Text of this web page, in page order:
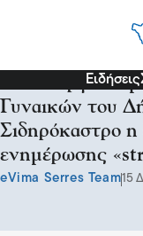
Ειδήσεις
Σε συνεργασία
Γυναικών του
Σιδηρόκαστρο η
ενημέρωσης
eVima Serres Team15